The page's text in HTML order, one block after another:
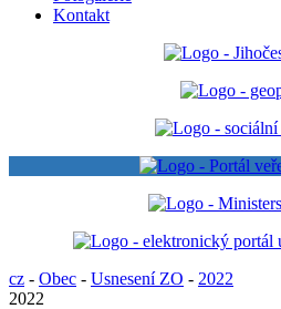
Kontakt
cz - Obec - Usnesení ZO - 2022
2022